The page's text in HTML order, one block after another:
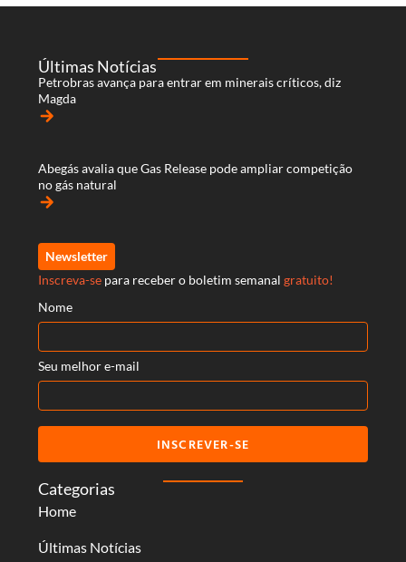
Categorias
Home
Últimas Notícias
Últimas Notícias
Petrobras avança para entrar em minerais críticos, diz
Magda
arrow_forward
Abegás avalia que Gas Release pode ampliar competição
no gás natural
arrow_forward
Newsletter
Inscreva-se para receber o boletim semanal gratuito!
Nome
Seu melhor e-mail
INSCREVER-SE